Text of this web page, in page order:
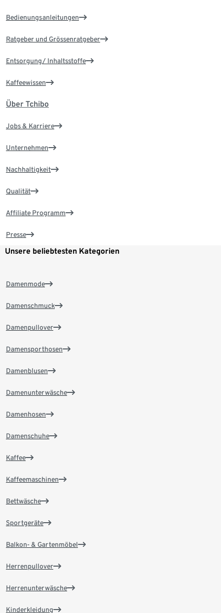
Bedienungsanleitungen
Ratgeber und Grössenratgeber
Entsorgung/ Inhaltsstoffe
Kaffeewissen
Über Tchibo
Jobs & Karriere
Unternehmen
Nachhaltigkeit
Qualität
Affiliate Programm
Presse
Unsere beliebtesten Kategorien
Damenmode
Damenschmuck
Damenpullover
Damensporthosen
Damenblusen
Damenunterwäsche
Damenhosen
Damenschuhe
Kaffee
Kaffeemaschinen
Bettwäsche
Sportgeräte
Balkon- & Gartenmöbel
Herrenpullover
Herrenunterwäsche
Kinderkleidung